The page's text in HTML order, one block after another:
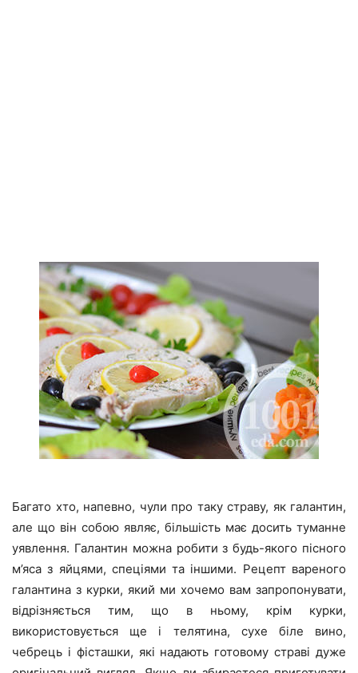
Багато хто, напевно, чули про таку страву, як галантин,
але що він собою являє, більшість має досить туманне
уявлення. Галантин можна робити з будь-якого пісного
м’яса з яйцями, спеціями та іншими. Рецепт вареного
галантина з курки, який ми хочемо вам запропонувати,
відрізняється тим, що в ньому, крім курки,
використовується ще і телятина, сухе біле вино,
чебрець і фісташки, які надають готовому страві дуже